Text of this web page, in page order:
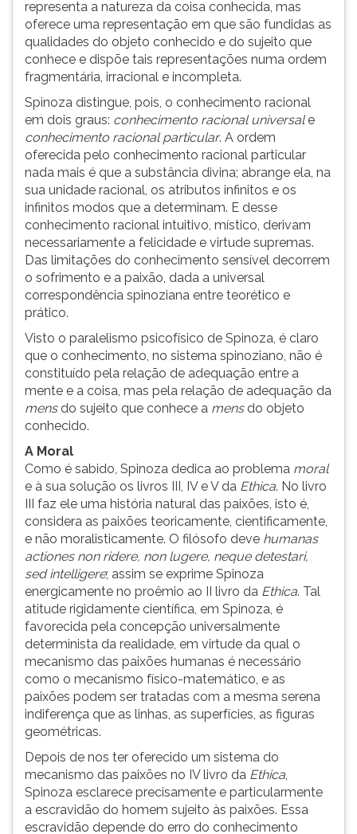
representa a natureza da coisa conhecida, mas
oferece uma representação em que são fundidas as
qualidades do objeto conhecido e do sujeito que
conhece e dispõe tais representações numa ordem
fragmentária, irracional e incompleta.
Spinoza distingue, pois, o conhecimento racional
em dois graus: conhecimento racional universale
conhecimento racional particular. A ordem
oferecida pelo conhecimento racional particular
nada mais é que a substância divina; abrange ela, na
sua unidade racional, os atributos infinitos e os
infinitos modos que a determinam. E desse
conhecimento racional intuitivo, místico, derivam
necessariamente a felicidade e virtude supremas.
Das limitações do conhecimento sensível decorrem
o sofrimento e a paixão, dada a universal
correspondência spinoziana entre teorético e
prático.
Visto o paralelismo psicofísico de Spinoza, é claro
que o conhecimento, no sistema spinoziano, não é
constituído pela relação de adequação entre a
mente e a coisa, mas pela relação de adequação da
mensdo sujeito que conhece a mensdo objeto
conhecido.
A Moral
Como é sabido, Spinoza dedica ao problema moral
e à sua solução os livros III, IV e V da Ethica. No livro
III faz ele uma história natural das paixões, isto é,
considera as paixões teoricamente, cientificamente,
e não moralisticamente. O filósofo deve humanas
actiones non ridere, non lugere, neque detestari,
sed intelligere; assim se exprime Spinoza
energicamente no proêmio ao II livro da Ethica. Tal
atitude rigidamente científica, em Spinoza, é
favorecida pela concepção universalmente
determinista da realidade, em virtude da qual o
mecanismo das paixões humanas é necessário
como o mecanismo físico-matemático, e as
paixões podem ser tratadas com a mesma serena
indiferença que as linhas, as superfícies, as figuras
geométricas.
Depois de nos ter oferecido um sistema do
mecanismo das paixões no IV livro da Ethica,
Spinoza esclarece precisamente e particularmente
a escravidão do homem sujeito às paixões. Essa
escravidão depende do erro do conhecimento